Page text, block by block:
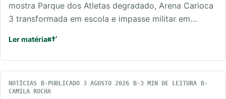
mostra Parque dos Atletas degradado, Arena Carioca
3 transformada em escola e impasse militar em…
Ler matéria
NOTÍCIAS PUBLICADO 3 AGOSTO 2026
3 MIN DE LEITURA
CAMILA ROCHA